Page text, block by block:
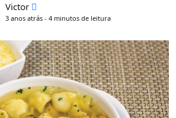
Victor
3 anos atrás - 4 minutos de leitura